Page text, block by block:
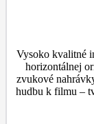
Vysoko kvalitné
horizontálnej
zvukové
hudbu k filmu –